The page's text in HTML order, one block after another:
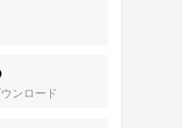
ンロード